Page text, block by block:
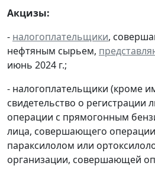
Акцизы:
- налогоплательщики,
нефтяным сырьем,
июнь 2024 г.;
- налогоплательщики (кроме
свидетельство о
операции с прямогонным
лица, совершающего
параксилолом или
организации, совершающей